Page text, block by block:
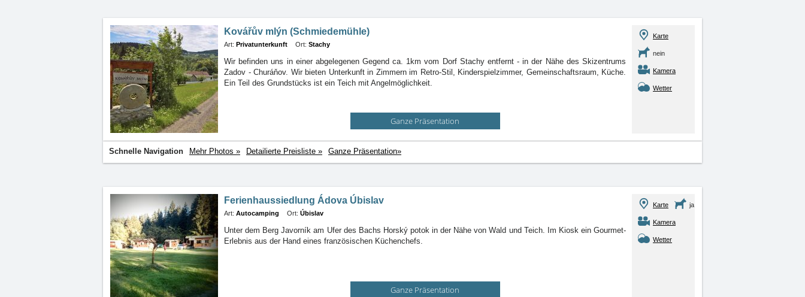
Kovářův mlýn (Schmiedemühle)
Art: Privatunterkunft Ort: Stachy
Wir befinden uns in einer abgelegenen Gegend ca. 1km vom Dorf Stachy entfernt - in der Nähe des Skizentrums
Zadov - Churáňov. Wir bieten Unterkunft in Zimmern im Retro-Stil, Kinderspielzimmer, Gemeinschaftsraum, Küche.
Ein Teil des Grundstücks ist ein Teich mit Angelmöglichkeit.
Ganze Präsentation
Karte
nein
Kamera
Wetter
Schnelle Navigation Mehr Photos » Detailierte Preisliste » Ganze Präsentation»
Ferienhaussiedlung Ádova Úbislav
Art: Autocamping Ort: Úbislav
Unter dem Berg Javorník am Ufer des Bachs Horský potok in der Nähe von Wald und Teich. Im Kiosk ein Gourmet-
Erlebnis aus der Hand eines französischen Küchenchefs.
Ganze Präsentation
Karte ja
Kamera
Wetter